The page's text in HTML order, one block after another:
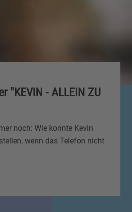
"KEVIN - ALLEIN ZU
noch: Wie konnte Kevin
wenn das Telefon nicht